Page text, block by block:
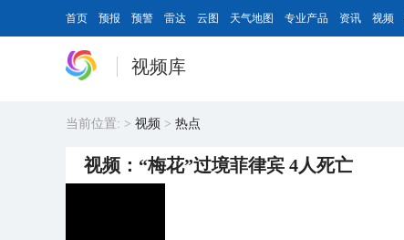
首页 预报 预警 雷达 云图 天气地图 专业产品 资讯 视频
视频库
当前位置: > 视频 > 热点
视频：“梅花”过境菲律宾 4人死亡